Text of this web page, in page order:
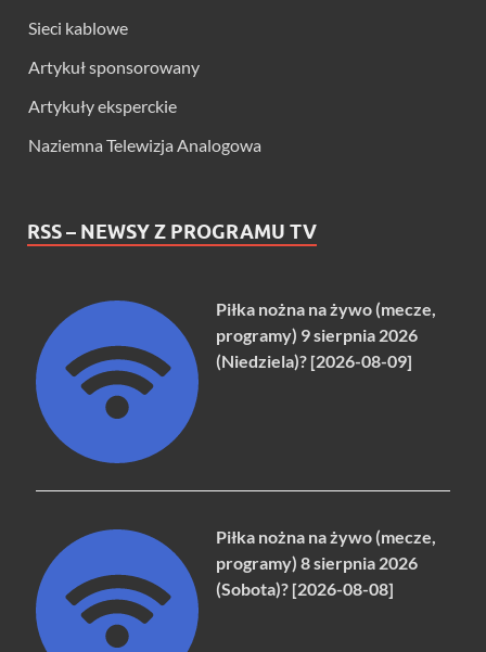
Sieci kablowe
Artykuł sponsorowany
Artykuły eksperckie
Naziemna Telewizja Analogowa
RSS – NEWSY Z PROGRAMU TV
Piłka nożna na żywo (mecze,
programy) 9 sierpnia 2026
(Niedziela)? [2026-08-09]
Piłka nożna na żywo (mecze,
programy) 8 sierpnia 2026
(Sobota)? [2026-08-08]